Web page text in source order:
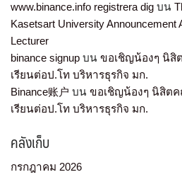
www.binance.info registrera dig บน
Kasetsart University Announcement
Lecturer
binance signup บน ขอเชิญน้องๆ นิสิ
เรียนต่อป.โท บริหารธุรกิจ มก.
Binance账户 บน ขอเชิญน้องๆ นิสิต
เรียนต่อป.โท บริหารธุรกิจ มก.
คลังเก็บ
กรกฎาคม 2026